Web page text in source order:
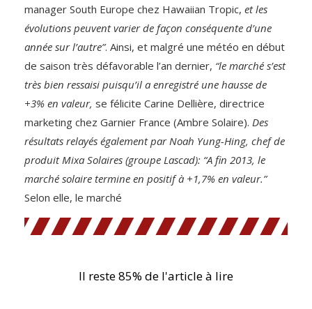
manager South Europe chez Hawaiian Tropic, et les
évolutions peuvent varier de façon conséquente d’une
année sur l’autre”. Ainsi, et malgré une météo en début
de saison très défavorable l’an dernier, “le marché s’est
très bien ressaisi puisqu’il a enregistré une hausse de
+3% en valeur, se félicite Carine Dellière, directrice
marketing chez Garnier France (Ambre Solaire). Des
résultats relayés également par Noah Yung-Hing, chef de
produit Mixa Solaires (groupe Lascad): “A fin 2013, le
marché solaire termine en positif à +1,7% en valeur.”
Selon elle, le marché
Il reste 85% de l'article à lire